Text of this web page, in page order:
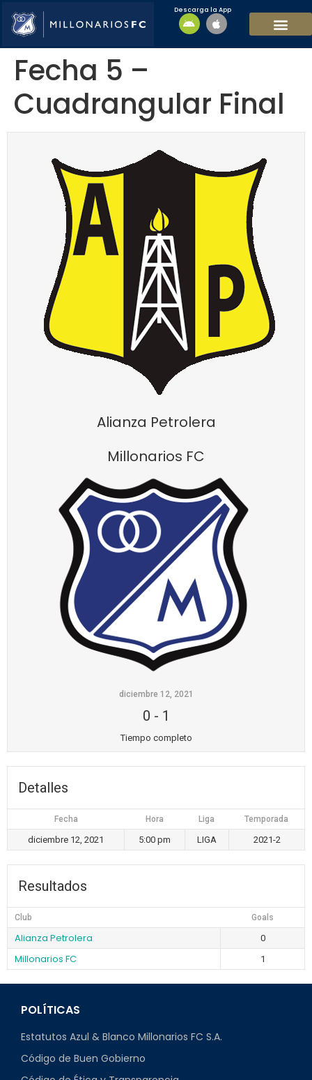
Descarga la App
Fecha 5 –
Cuadrangular Final
Alianza Petrolera
Millonarios FC
diciembre 12, 2021
0 - 1
Tiempo completo
Detalles
Fecha Hora Liga Temporada
diciembre 12, 2021 5:00 pm LIGA 2021-2
Resultados
Club Goals
Alianza Petrolera 0
Millonarios FC 1
POLÍTICAS
Estatutos Azul & Blanco Millonarios FC S.A.
Código de Buen Gobierno